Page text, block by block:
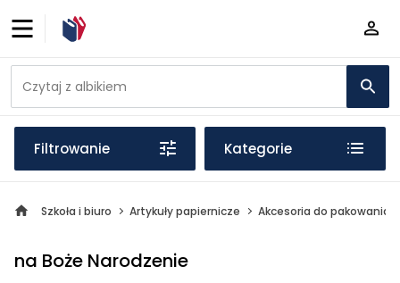
Filtrowanie Kategorie
Szkoła i biuro Artykuły papiernicze Akcesoria do pakowania
na Boże Narodzenie